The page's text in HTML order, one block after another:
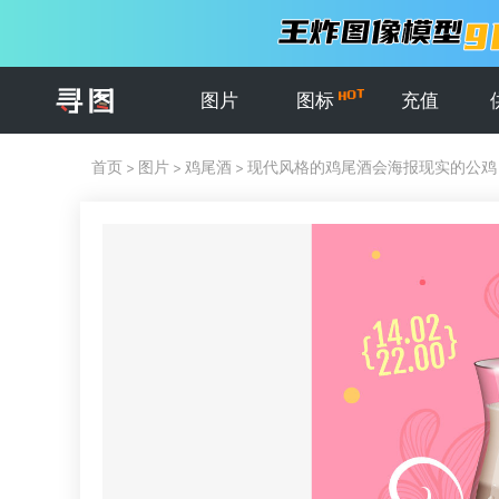
图片 图标 充值
首页 > 图片 > 鸡尾酒 > 现代风格的鸡尾酒会海报现实的公鸡